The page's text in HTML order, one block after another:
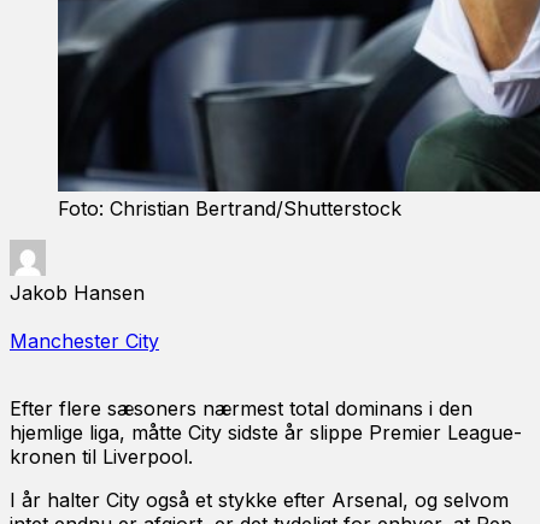
Foto: Christian Bertrand/Shutterstock
Jakob Hansen
Manchester City
Efter flere sæsoners nærmest total dominans i den
hjemlige liga, måtte City sidste år slippe Premier League-
kronen til Liverpool.
I år halter City også et stykke efter Arsenal, og selvom